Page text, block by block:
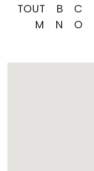
TOUT B C
M
N O